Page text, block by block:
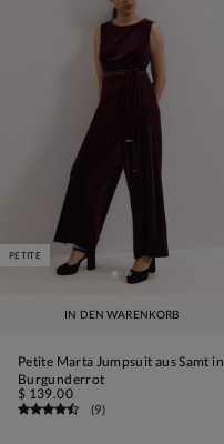
IN DEN WARENKORB
PETITE
Petite Marta Jumpsuit aus Samt in
Burgunderrot
$ 139.00
(9)